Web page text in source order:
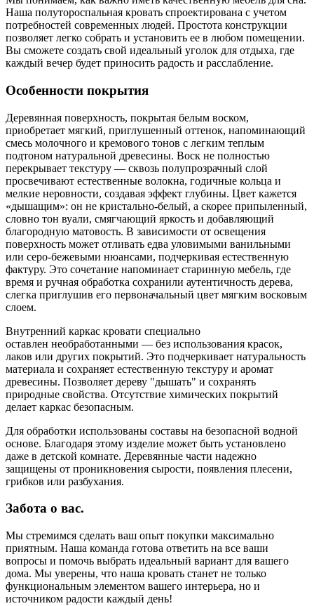
Наша полутороспальная кровать спроектирована с учетом
потребностей современных людей. Простота конструкции
позволяет легко собрать и установить ее в любом помещении.
Вы сможете создать свой идеальный уголок для отдыха, где
каждый вечер будет приносить радость и расслабление.
Особенности покрытия
Деревянная поверхность, покрытая белым воском,
приобретает мягкий, приглушенный оттенок, напоминающий
смесь молочного и кремового тонов с легким теплым
подтоном натуральной древесины. Воск не полностью
перекрывает текстуру — сквозь полупрозрачный слой
просвечивают естественные волокна, годичные кольца и
мелкие неровности, создавая эффект глубины. Цвет кажется
«дышащим»: он не кристально-белый, а скорее припыленный,
словно тон вуали, смягчающий яркость и добавляющий
благородную матовость. В зависимости от освещения
поверхность может отливать едва уловимыми ванильными
или серо-бежевыми нюансами, подчеркивая естественную
фактуру. Это сочетание напоминает старинную мебель, где
время и ручная обработка сохранили аутентичность дерева,
слегка приглушив его первоначальный цвет мягким восковым
слоем.
Внутренний каркас кровати специально
оставлен необработанными — без использования красок,
лаков или других покрытий. Это подчеркивает натуральность
материала и сохраняет естественную текстуру и аромат
древесины. Позволяет дереву "дышать" и сохранять
природные свойства. Отсутствие химических покрытий
делает каркас безопасным.
Для обработки использованы составы на безопасной водной
основе. Благодаря этому изделие может быть установлено
даже в детской комнате. Деревянные части надежно
защищены от проникновения сырости, появления плесени,
грибков или разбухания.
Забота о вас.
Мы стремимся сделать ваш опыт покупки максимально
приятным. Наша команда готова ответить на все ваши
вопросы и помочь выбрать идеальный вариант для вашего
дома. Мы уверены, что наша кровать станет не только
функциональным элементом вашего интерьера, но и
источником радости каждый день!